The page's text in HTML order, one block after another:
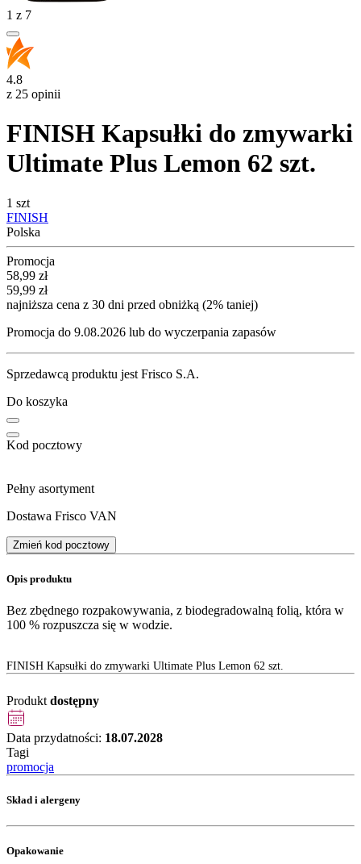
1 z 7
4.8
z 25 opinii
FINISH Kapsułki do zmywarki
Ultimate Plus Lemon 62 szt.
1 szt
FINISH
Polska
Promocja
Cena promocyjna
58,99 zł
59,99 zł
najniższa cena z 30 dni przed obniżką (2% taniej)
Promocja do 9.08.2026 lub do wyczerpania zapasów
Sprzedawcą produktu jest Frisco S.A.
Do koszyka
Kod pocztowy
Pełny asortyment
Dostawa Frisco VAN
Zmień kod pocztowy
Opis produktu
Bez zbędnego rozpakowywania, z biodegradowalną folią, która w
100 % rozpuszcza się w wodzie.
FINISH Kapsułki do zmywarki Ultimate Plus Lemon 62 szt.
Produkt dostępny
Data przydatności: 18.07.2028
Tagi
promocja
Skład i alergeny
Opakowanie